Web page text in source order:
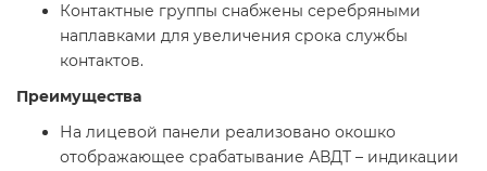
Контактные группы снабжены серебряными
наплавками для увеличения срока службы
контактов.
Преимущества
На лицевой панели реализовано окошко
отображающее срабатывание АВДТ – индикации